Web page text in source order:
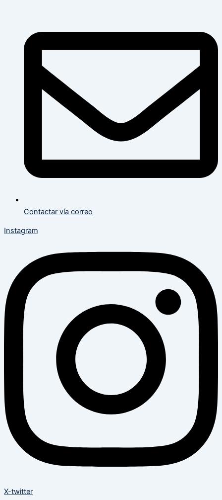
Contactar vía correo
Instagram
X-twitter